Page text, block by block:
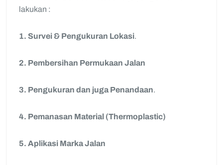
lakukan :
1. Survei & Pengukuran Lokasi.
2. Pembersihan Permukaan Jalan
3. Pengukuran dan juga Penandaan.
4. Pemanasan Material (Thermoplastic)
5. Aplikasi Marka Jalan